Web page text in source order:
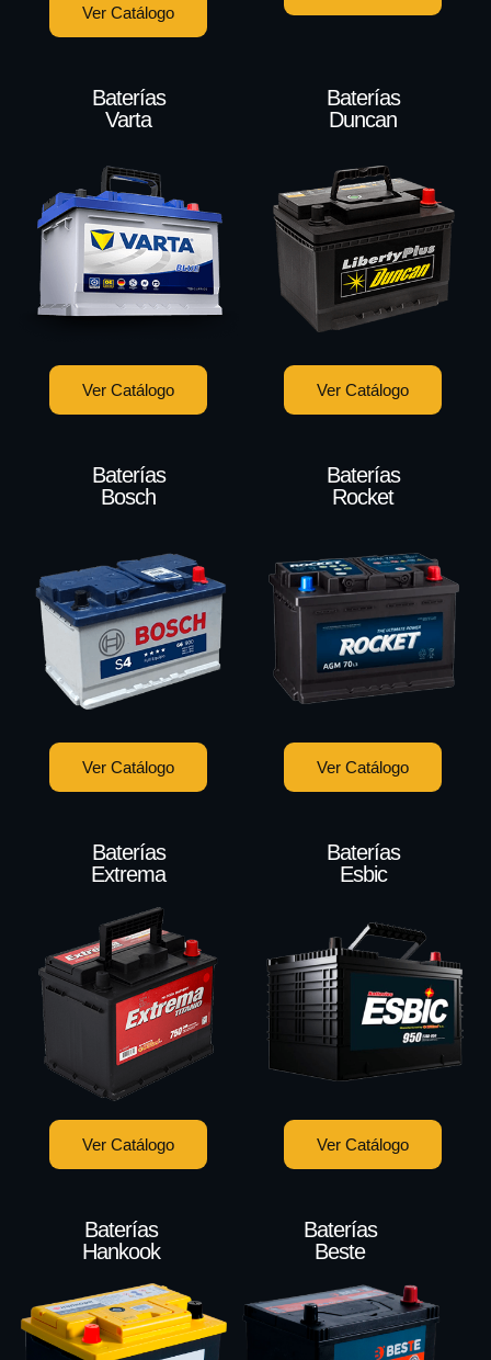
Ver Catálogo
Baterías
Varta
Ver Catálogo
Baterías
Duncan
Ver Catálogo
Baterías
Bosch
Ver Catálogo
Baterías
Rocket
Ver Catálogo
Baterías
Extrema
Ver Catálogo
Baterías
Esbic
Ver Catálogo
Baterías
Hankook
Baterías
Beste